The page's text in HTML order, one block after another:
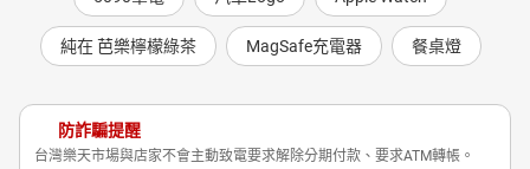
純在 芭樂檸檬綠茶 MagSafe充電器 餐桌燈
防詐騙提醒
台灣樂天市場與店家不會主動致電要求解除分期付款、要求ATM轉帳。